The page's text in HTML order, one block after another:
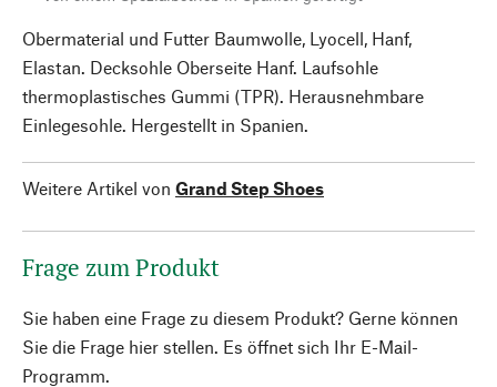
Obermaterial und Futter Baumwolle, Lyocell, Hanf,
Elastan. Decksohle Oberseite Hanf. Laufsohle
thermoplastisches Gummi (TPR). Herausnehmbare
Einlegesohle. Hergestellt in Spanien.
Weitere Artikel von Grand Step Shoes
Frage zum Produkt
Sie haben eine Frage zu diesem Produkt? Gerne können
Sie die Frage hier stellen. Es öffnet sich Ihr E-Mail-
Programm.